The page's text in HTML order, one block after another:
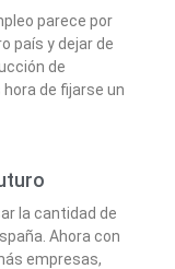
parece por
país y dejar de
de
de fijarse un
la cantidad de
Ahora con
empresas,